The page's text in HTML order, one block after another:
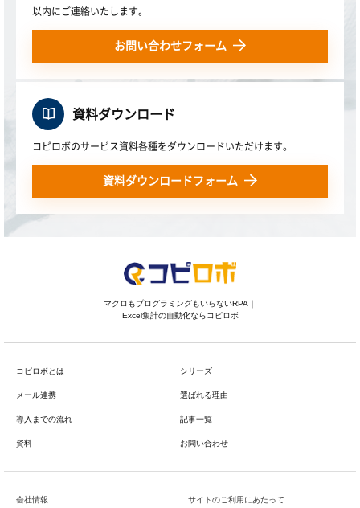
以内にご連絡いたします。
お問い合わせフォーム
資料ダウンロード
コピロボのサービス資料各種をダウンロードいただけます。
資料ダウンロードフォーム
マクロもプログラミングもいらないRPA｜
Excel集計の自動化ならコピロボ
コピロボとは シリーズ
メール連携 選ばれる理由
導入までの流れ 記事一覧
資料 お問い合わせ
会社情報 サイトのご利用にあたって